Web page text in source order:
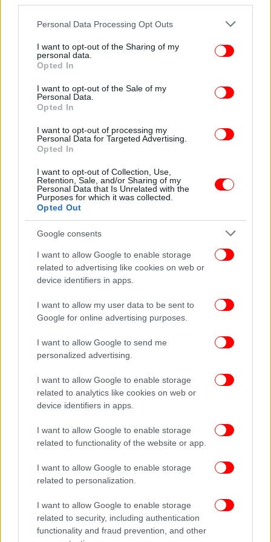
Please note that this website/app uses one or more Google
not limited to your visit or usage behaviour. You may click to
grant or deny consent to Google and its third-party tags to
use your data for below specified purposes in below Google
consent section.
Personal Data Processing Opt Outs
I want to opt-out of the Sharing of my
personal data.
Opted In
I want to opt-out of the Sale of my
Personal Data.
Opted In
I want to opt-out of processing my
Personal Data for Targeted Advertising.
Opted In
I want to opt-out of Collection, Use,
Retention, Sale, and/or Sharing of my
Personal Data that Is Unrelated with the
Purposes for which it was collected.
Opted Out
Google consents
I want to allow Google to enable storage
related to advertising like cookies on web or
device identifiers in apps.
I want to allow my user data to be sent to
Google for online advertising purposes.
I want to allow Google to send me
personalized advertising.
I want to allow Google to enable storage
related to analytics like cookies on web or
device identifiers in apps.
I want to allow Google to enable storage
related to functionality of the website or app.
I want to allow Google to enable storage
related to personalization.
I want to allow Google to enable storage
related to security, including authentication
functionality and fraud prevention, and other
Ο τσαγκάρης του Χόλιγουντ -Ο μάγος των
Louboutin και Jimmy Choo και η Ελληνίδα
σύζυγός του [εικόνες]
STORIES 10/09/2014 09:17
Ποιος είναι ο ομογενής Μάικ Αγγελιάδης που
πήρε το «φιλέτο» στο Αφάντου Ρόδου
-Ξεκίνησε τσαγκάρης στην Αμερική [εικόνες]
28/04/2014 15:34
Στο εργαστήριο του τσαγκάρη του Μοulin Rouge
-Εκεί όπου κατασκευάζονται τα πιο θρυλικά